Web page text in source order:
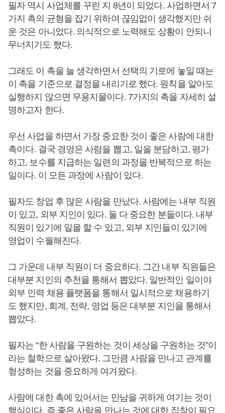
필자 역시 사업체를 꾸린 지 8년이 되었다. 사업하면서 7
가지 촉의 균형을 잡기 위하여 끊임없이 생각했지만 쉬
운 것은 아니었다. 의식적으로 노력해도 상황이 안되니
무너지기도 했다.
그래도 이 촉을 늘 생각하면서 선택의 기로에 놓일 때는
이 촉을 기준으로 결정을 내리기로 했다. 원칙을 알아도
실행하지 않으면 무용지물이다. 7가지의 촉을 자세히 설
명하고자 한다.
우선 사업을 하면서 가장 중요한 것이 좋은 사람에 대한
촉이다. 결국 경영은 사람을 뽑고, 일을 분담하고, 평가
하고, 보수를 지급하는 일련의 과정을 반복적으로 하는
일이다. 이 모든 과정에 사람이 있다.
필자도 창업 후 많은 사람을 만났다. 사람에는 내부 직원
이 있고, 외부 지인이 있다. 둘 다 중요한 분들이다. 내부
직원이 있기에 일을 할 수 있고, 외부 지인들이 있기에
영업이 수월해진다.
그 가운데 내부 직원이 더 중요하다. 그간 내부 직원들은
대부분 지인의 추천을 통해서 뽑았다. 일반적인 일이야
외부 인력 채용 플랫폼을 통해서 일시적으로 채용하기
도 했지만, 회계, 전략, 영업 등은 대부분 지인을 통해서
뽑았다.
필자는 “한 사람을 구원하는 것이 세상을 구원하는 것”이
라는 철학으로 살아왔다. 그만큼 사람을 만나고 관계를
형성하는 것을 중요하게 여겨왔다.
사람에 대한 촉에 있어서는 만남을 귀하게 여기는 것이
핵심이다. 즉 좋은 사람을 만나는 것에 대한 집착이 필요